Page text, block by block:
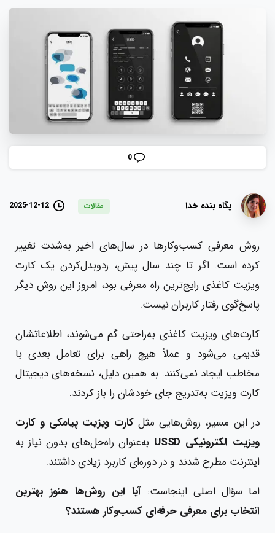
0
پگاه بنده خدا مقالات 2025-12-12
روش معرفی کسب‌وکارها در سال‌های اخیر به‌شدت تغییر
کرده است. اگر تا چند سال پیش، ردوبدل‌کردن یک کارت
ویزیت کاغذی رایج‌ترین راه معرفی بود، امروز این روش دیگر
پاسخ‌گوی رفتار کاربران نیست.
کارت‌های ویزیت کاغذی به‌راحتی گم می‌شوند، اطلاعاتشان
قدیمی می‌شود و عملاً هیچ راهی برای تعامل بعدی با
مخاطب ایجاد نمی‌کنند. به همین دلیل، نسخه‌های دیجیتال
کارت ویزیت به‌تدریج جای خودشان را باز کردند.
در این مسیر، روش‌هایی مثلکارت ویزیت پیامکی و کارت
ویزیت الکترونیکی USSD
به‌عنوان راه‌حل‌های بدون نیاز به
اینترنت مطرح شدند و در دوره‌ای کاربرد زیادی داشتند.
اما سؤال اصلی اینجاست:آیا این روش‌ها هنوز بهترین
انتخاب برای معرفی حرفه‌ای کسب‌وکار هستند؟